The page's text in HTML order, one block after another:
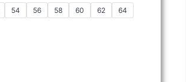
54 56 58 60 62
64